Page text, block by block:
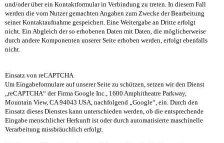
und/oder über ein Kontaktformular in Verbindung zu treten. In diesem Fall
werden die vom Nutzer gemachten Angaben zum Zwecke der Bearbeitung
seiner Kontaktaufnahme gespeichert. Eine Weitergabe an Dritte erfolgt
nicht. Ein Abgleich der so erhobenen Daten mit Daten, die möglicherweise
durch andere Komponenten unserer Seite erhoben werden, erfolgt ebenfalls
nicht.
Einsatz von reCAPTCHA
Um Eingabeformulare auf unserer Seite zu schützen, setzen wir den Dienst
„reCAPTCHA“ der Firma Google Inc., 1600 Amphitheatre Parkway,
Mountain View, CA 94043 USA, nachfolgend „Google“, ein. Durch den
Einsatz dieses Dienstes kann unterschieden werden, ob die entsprechende
Eingabe menschlicher Herkunft ist oder durch automatisierte maschinelle
Verarbeitung missbräuchlich erfolgt.